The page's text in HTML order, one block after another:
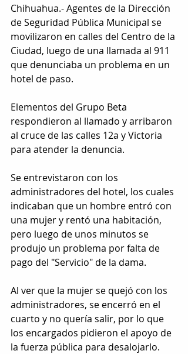
Chihuahua.- Agentes de la Dirección
de Seguridad Pública Municipal se
movilizaron en calles del Centro de la
Ciudad, luego de una llamada al 911
que denunciaba un problema en un
hotel de paso.
Elementos del Grupo Beta
respondieron al llamado y arribaron
al cruce de las calles 12a y Victoria
para atender la denuncia.
Se entrevistaron con los
administradores del hotel, los cuales
indicaban que un hombre entró con
una mujer y rentó una habitación,
pero luego de unos minutos se
produjo un problema por falta de
pago del "Servicio" de la dama.
Al ver que la mujer se quejó con los
administradores, se encerró en el
cuarto y no quería salir, por lo que
los encargados pidieron el apoyo de
la fuerza pública para desalojarlo.